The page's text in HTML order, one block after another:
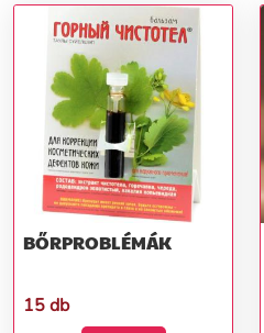
BŐRPROBLÉMÁK
15 db